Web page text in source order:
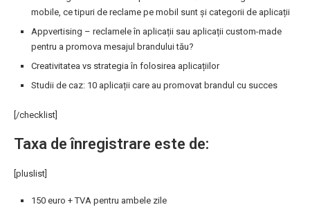
mobile, ce tipuri de reclame pe mobil sunt și categorii de aplicații
Appvertising – reclamele în aplicații sau aplicații custom-made
pentru a promova mesajul brandului tău?
Creativitatea vs strategia în folosirea aplicațiilor
Studii de caz: 10 aplicații care au promovat brandul cu succes
[/checklist]
Taxa de înregistrare este de:
[pluslist]
150 euro + TVA pentru ambele zile